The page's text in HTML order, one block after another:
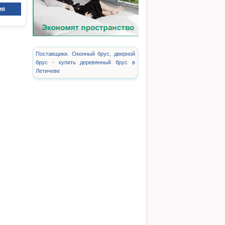
Поставщики. Оконный брус, дверной
брус - купить деревянный брус в
Летичеве